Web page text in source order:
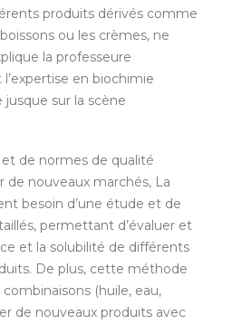
produits dérivés comme
ou les crèmes, ne
la professeure
en biochimie
sur la scène
et de normes de qualité
de nouveaux marchés, La
besoin d’une étude et de
permettant d’évaluer et
et la solubilité de différents
De plus, cette méthode
(huile, eau,
de nouveaux produits avec